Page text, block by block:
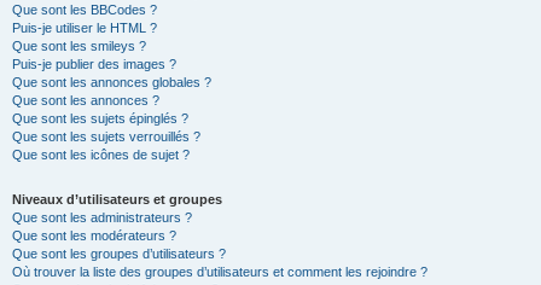
Que sont les BBCodes ?
Puis-je utiliser le HTML ?
Que sont les smileys ?
Puis-je publier des images ?
Que sont les annonces globales ?
Que sont les annonces ?
Que sont les sujets épinglés ?
Que sont les sujets verrouillés ?
Que sont les icônes de sujet ?
Niveaux d’utilisateurs et groupes
Que sont les administrateurs ?
Que sont les modérateurs ?
Que sont les groupes d’utilisateurs ?
Où trouver la liste des groupes d’utilisateurs et comment les rejoindre ?